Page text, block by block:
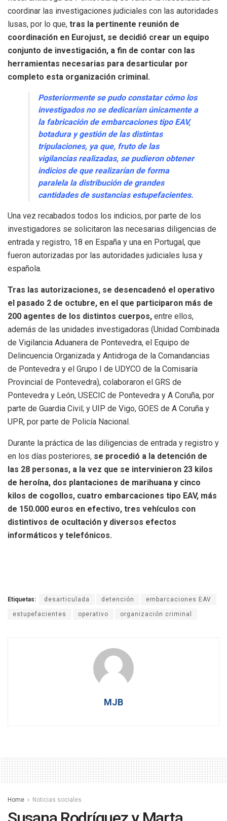
coordinar las investigaciones judiciales con las autoridades
lusas, por lo que, tras la pertinente reunión de
coordinación en Eurojust, se decidió crear un equipo
conjunto de investigación, a fin de contar con las
herramientas necesarias para desarticular por
completo esta organización criminal.
Posteriormente se pudo constatar cómo los
investigados no se dedicarían únicamente a
la fabricación de embarcaciones tipo EAV,
botadura y gestión de las distintas
tripulaciones, ya que, fruto de las
vigilancias realizadas, se pudieron obtener
indicios de que realizarían de forma
paralela la distribución de grandes
cantidades de sustancias estupefacientes.
Una vez recabados todos los indicios, por parte de los
investigadores se solicitaron las necesarias diligencias de
entrada y registro, 18 en España y una en Portugal, que
fueron autorizadas por las autoridades judiciales lusa y
española.
Tras las autorizaciones, se desencadenó el operativo
el pasado 2 de octubre, en el que participaron más de
200 agentes de los distintos cuerpos, entre ellos,
además de las unidades investigadoras (Unidad Combinada
de Vigilancia Aduanera de Pontevedra, el Equipo de
Delincuencia Organizada y Antidroga de la Comandancias
de Pontevedra y el Grupo I de UDYCO de la Comisaría
Provincial de Pontevedra), colaboraron el GRS de
Pontevedra y León, USECIC de Pontevedra y A Coruña, por
parte de Guardia Civil; y UIP de Vigo, GOES de A Coruña y
UPR, por parte de Policía Nacional.
Durante la práctica de las diligencias de entrada y registro y
en los días posteriores, se procedió a la detención de
las 28 personas, a la vez que se intervinieron 23 kilos
de heroína, dos plantaciones de marihuana y cinco
kilos de cogollos, cuatro embarcaciones tipo EAV, más
de 150.000 euros en efectivo, tres vehículos con
distintivos de ocultación y diversos efectos
informáticos y telefónicos.
Etiquetas: desarticulada detención embarcaciones EAV
estupefacientes operativo organización criminal
MJB
Home Noticias sociales